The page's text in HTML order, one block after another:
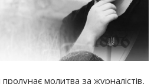
молитва за журналістів,